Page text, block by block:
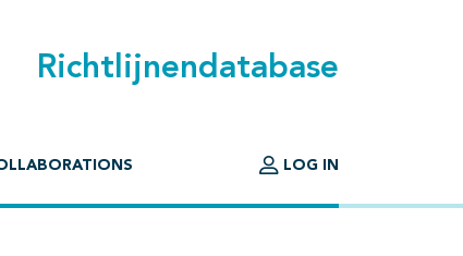
Richtlijnendatabase
LOG IN